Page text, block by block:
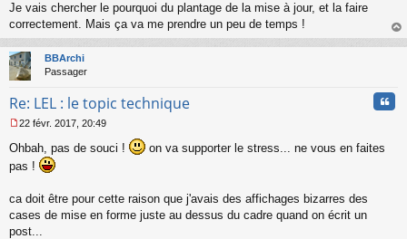
o
n
u
Je vais chercher le pourquoi du plantage de la mise à jour, et la faire
correctement. Mais ça va me prendre un peu de temps !
au
BBArchi
Passager
Re: LEL : le topic technique
e
g
e
n
22 févr. 2017, 20:49
Ohbah, pas de souci !
on va supporter le stress... ne vous en faites
pas !
ca doit être pour cette raison que j'avais des affichages bizarres des
cases de mise en forme juste au dessus du cadre quand on écrit un
post...